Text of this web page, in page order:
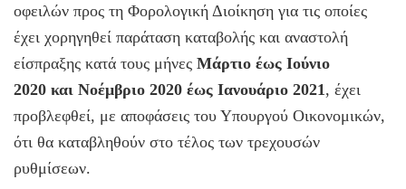
οφειλών προς τη Φορολογική Διοίκηση για τις οποίες
έχει χορηγηθεί παράταση καταβολής και αναστολή
είσπραξης κατά τους μήνες Μάρτιο έως Ιούνιο
2020 και Νοέμβριο 2020 έως Ιανουάριο 2021 , έχει
προβλεφθεί, με αποφάσεις του Υπουργού Οικονομικών,
ότι θα καταβληθούν στο τέλος των τρεχουσών
ρυθμίσεων.